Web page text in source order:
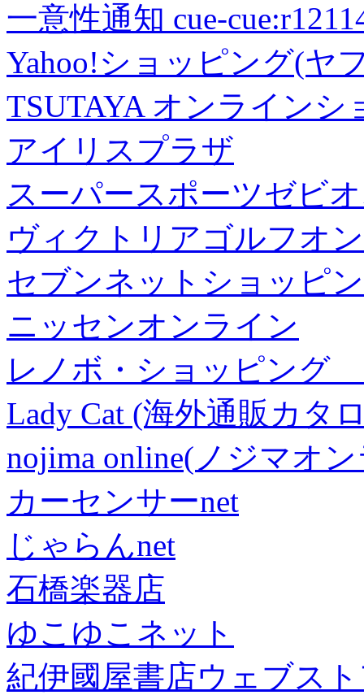
一意性通知 cue-
Yahoo!ショッピング(ヤ
TSUTAYA オンラインシ
アイリスプラザ
スーパースポーツゼビ
ヴィクトリアゴルフオ
セブンネットショッピ
ニッセンオンライン
レノボ・ショッピング
Lady Cat (海外通販カタ
nojima online(ノジマオ
カーセンサーnet
じゃらんnet
石橋楽器店
ゆこゆこネット
紀伊國屋書店ウェブス